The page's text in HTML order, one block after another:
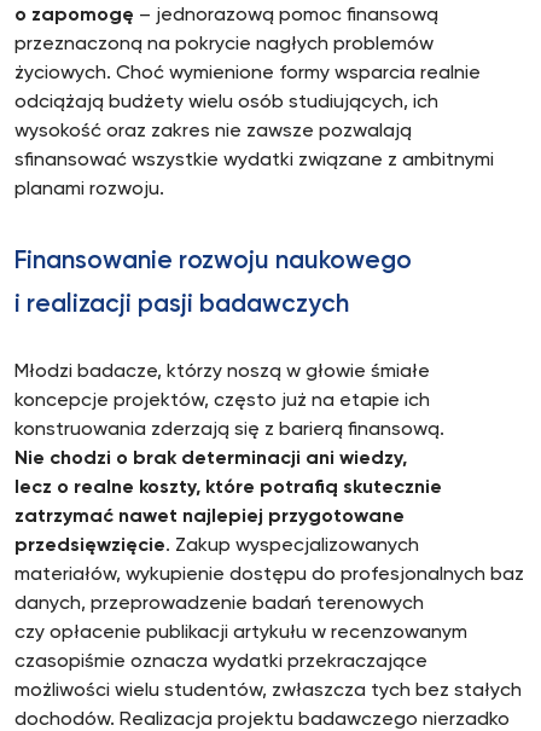
o zapomogę – jednorazową pomoc finansową
przeznaczoną na pokrycie nagłych problemów
życiowych. Choć wymienione formy wsparcia realnie
odciążają budżety wielu osób studiujących, ich
wysokość oraz zakres nie zawsze pozwalają
sfinansować wszystkie wydatki związane z ambitnymi
planami rozwoju.
Finansowanie rozwoju naukowego
i realizacji pasji badawczych
Młodzi badacze, którzy noszą w głowie śmiałe
koncepcje projektów, często już na etapie ich
konstruowania zderzają się z barierą finansową.
Nie chodzi o brak determinacji ani wiedzy,
lecz o realne koszty, które potrafią skutecznie
zatrzymać nawet najlepiej przygotowane
przedsięwzięcie. Zakup wyspecjalizowanych
materiałów, wykupienie dostępu do profesjonalnych baz
danych, przeprowadzenie badań terenowych
czy opłacenie publikacji artykułu w recenzowanym
czasopiśmie oznacza wydatki przekraczające
możliwości wielu studentów, zwłaszcza tych bez stałych
dochodów. Realizacja projektu badawczego nierzadko